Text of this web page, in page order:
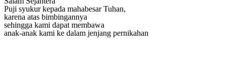
Puji syukur kepada mahabesar Tuhan,
karena atas bimbingannya
sehingga kami dapat membawa
anak-anak kami ke dalam jenjang pernikahan